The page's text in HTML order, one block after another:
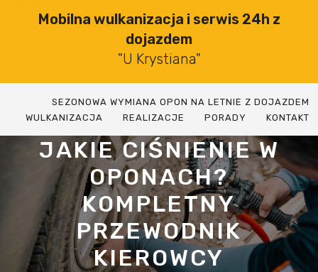
Mobilna wulkanizacja i serwis 24h z
dojazdem
"U Krystiana"
SEZONOWA WYMIANA OPON NA LETNIE Z DOJAZDEM
WULKANIZACJA
REALIZACJE PORADY KONTAKT
JAKIE CIŚNIENIE W
OPONACH?
KOMPLETNY
PRZEWODNIK
KIEROWCY